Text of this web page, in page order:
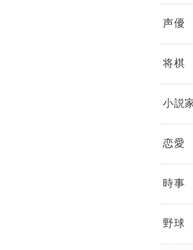
声優
将棋
小説
恋愛
時事
野球